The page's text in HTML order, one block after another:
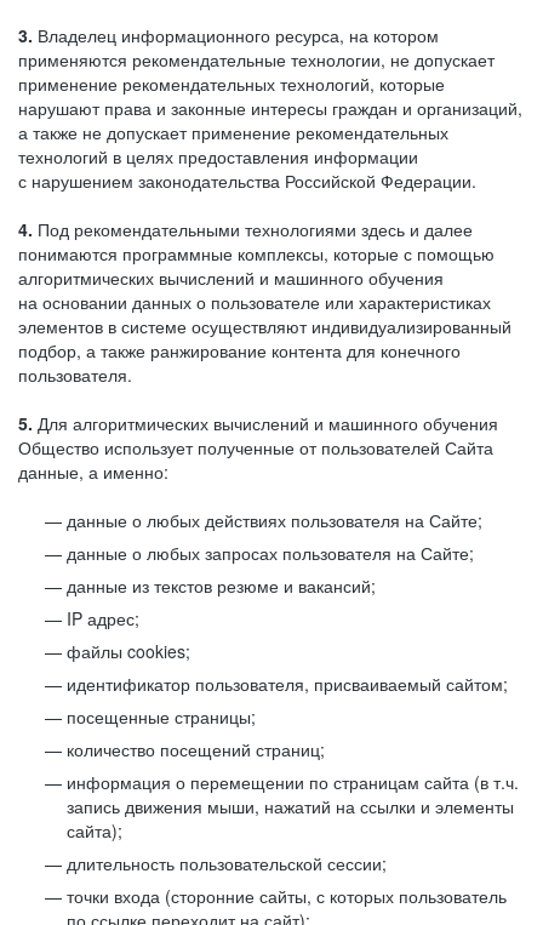
3. Владелец информационного ресурса, на котором
применяются рекомендательные технологии, не допускает
применение рекомендательных технологий, которые
нарушают права и законные интересы граждан и организаций,
а также не допускает применение рекомендательных
технологий в целях предоставления информации
с нарушением законодательства Российской Федерации.
4. Под рекомендательными технологиями здесь и далее
понимаются программные комплексы, которые с помощью
алгоритмических вычислений и машинного обучения
на основании данных о пользователе или характеристиках
элементов в системе осуществляют индивидуализированный
подбор, а также ранжирование контента для конечного
пользователя.
5. Для алгоритмических вычислений и машинного обучения
Общество использует полученные от пользователей Сайта
данные, а именно:
данные о любых действиях пользователя на Сайте;
данные о любых запросах пользователя на Сайте;
данные из текстов резюме и вакансий;
IP адрес;
файлы cookies;
идентификатор пользователя, присваиваемый сайтом;
посещенные страницы;
количество посещений страниц;
информация о перемещении по страницам сайта (в т.ч.
запись движения мыши, нажатий на ссылки и элементы
сайта);
длительность пользовательской сессии;
точки входа (сторонние сайты, с которых пользователь
по ссылке переходит на сайт);